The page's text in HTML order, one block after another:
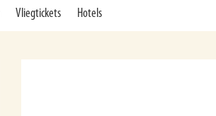
Vliegtickets Hotels